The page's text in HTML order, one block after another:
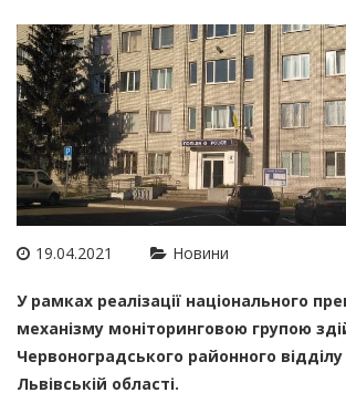
19.04.2021 Новини
У рамках реалізації національного
механізму моніторинговою групою
Червоноградського районного відділу
Львівській області.